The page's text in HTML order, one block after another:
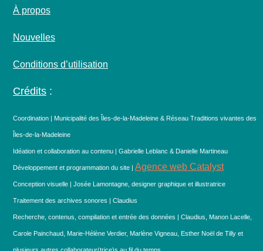
À propos
Nouvelles
Conditions d’utilisation
Crédits :
Coordination | Municipalité des Îles-de-la-Madeleine & Réseau Traditions vivantes des
Îles-de-la-Madeleine
Idéation et collaboration au contenu | Gabrielle Leblanc & Danielle Martineau
Développement et programmation du site | Agence web Catalyst
Conception visuelle | Josée Lamontagne, designer graphique et illustratrice
Traitement des archives sonores | Claudius
Recherche, contenus, compilation et entrée des données | Claudius, Manon Lacelle,
Carole Painchaud, Marie-Hélène Verdier, Marlène Vigneau, Esther Noël de Tilly et